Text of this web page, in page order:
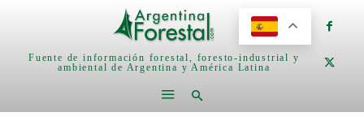
Fuente de información forestal, foresto-industrial y
ambiental de Argentina y América Latina